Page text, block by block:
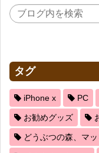
タグ
iPhone x PC
お勧めグッズ
どうぶつの森、マ